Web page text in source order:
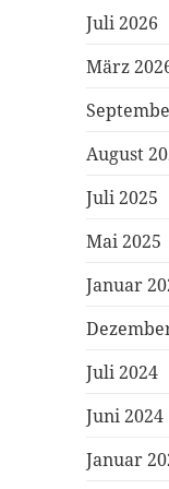
Juli 2026
März
August
Juli 2025
Mai 2025
Januar
Juli 2024
Juni 2024
Januar